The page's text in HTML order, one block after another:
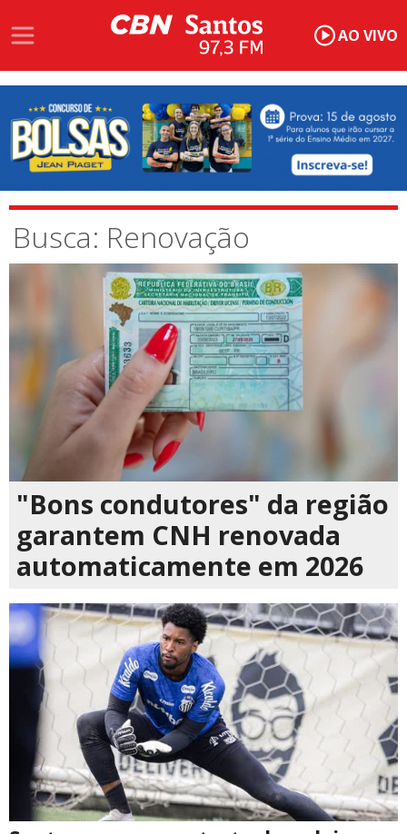
AO VIVO
Busca: Renovação
"Bons condutores" da região
garantem CNH renovada
automaticamente em 2026